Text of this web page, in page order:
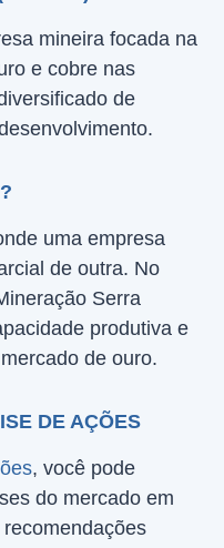
mineira focada na
e cobre nas
de
uma empresa
de outra. No
Serra
produtiva e
de ouro.
DE AÇÕES
, você pode
do mercado em